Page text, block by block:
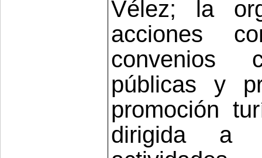
Vélez; la
acciones
convenios
públicas y
promoción
dirigida a